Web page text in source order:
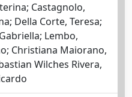
Castagnolo,
Della Corte, Teresa;
Lembo,
Christiana Maiorano,
Wilches Rivera,